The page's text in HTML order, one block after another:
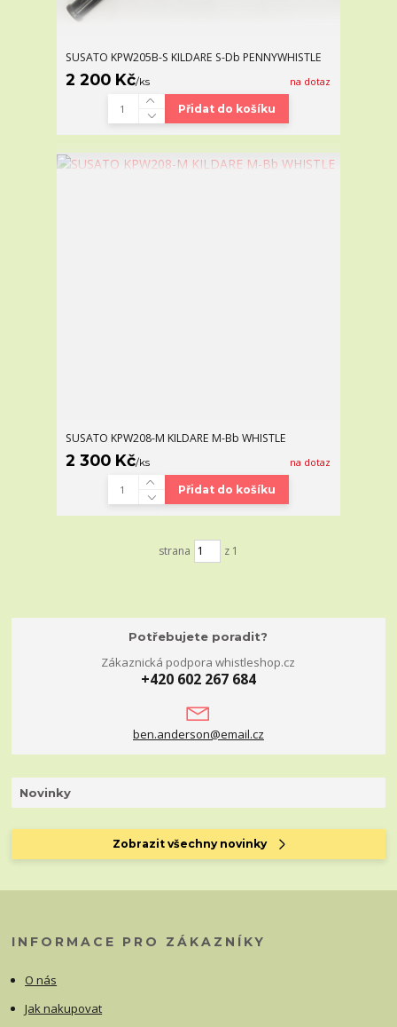
SUSATO KPW205B-S KILDARE S-Db PENNYWHISTLE
2 200 Kč/ks na dotaz
Přidat do košíku
SUSATO KPW208-M KILDARE M-Bb WHISTLE
2 300 Kč/ks na dotaz
Přidat do košíku
strana z 1
Potřebujete poradit?
Zákaznická podpora whistleshop.cz
+420 602 267 684
ben.anderson@email.cz
Novinky
Zobrazit všechny novinky
INFORMACE PRO ZÁKAZNÍKY
O nás
Jak nakupovat